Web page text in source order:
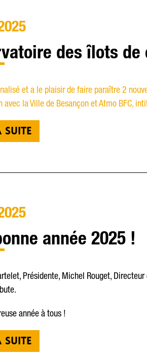
des îlots
et a le plaisir de faire paraître 2
avec la Ville de Besançon et Atmo BFC,
SUITE
année 2025 !
Présidente, Michel Rouget,
année à tous !
SUITE